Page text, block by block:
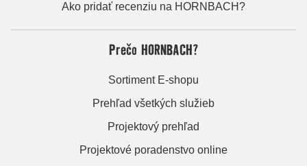
Ako pridať recenziu na HORNBACH?
Prečo HORNBACH?
Sortiment E-shopu
Prehľad všetkých služieb
Projektový prehľad
Projektové poradenstvo online